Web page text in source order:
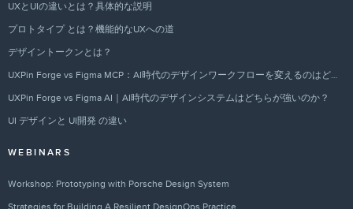
UXとUIの違いとは？具体的な説明
プロトタイプ とは？機能的なUXへの道
デザイントークンとは？
UXPin Forge vs Figma MCP：AI時代のデザインワークフローを変えるのはどちらか？
UXPin Forge vs Figma AI｜AI時代のデザインシステムはどちらが強いのか？
UI デザインと UI開発 の違い
WEBINARS
Workshop: Prototyping with Porsche Design System